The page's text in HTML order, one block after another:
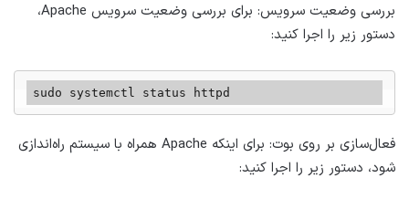
بررسی وضعیت سرویس: برای بررسی وضعیت سرویس Apache،
دستور زیر را اجرا کنید:
sudo systemctl status httpd
فعال‌سازی بر روی بوت: برای اینکه Apache همراه با سیستم راه‌اندازی
شود، دستور زیر را اجرا کنید: